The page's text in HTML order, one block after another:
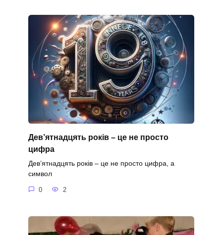
Дев’ятнадцять років – це не просто
цифра
Дев’ятнадцять років – це не просто цифра, а
символ
0 2